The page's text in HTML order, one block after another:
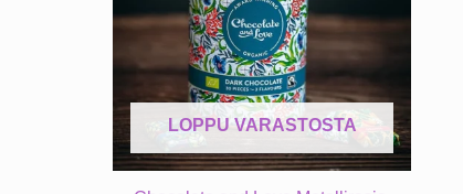
LOPPU VARASTOSTA